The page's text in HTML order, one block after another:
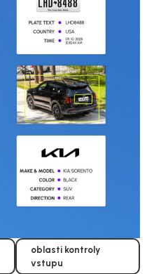
oblasti kontroly
vstupu